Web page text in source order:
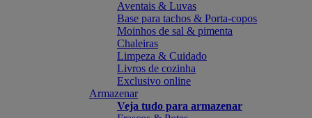
Aventais & Luvas
Base para tachos & Porta-copos
Moinhos de sal & pimenta
Chaleiras
Limpeza & Cuidado
Livros de cozinha
Exclusivo online
Armazenar
Veja tudo para armazenar